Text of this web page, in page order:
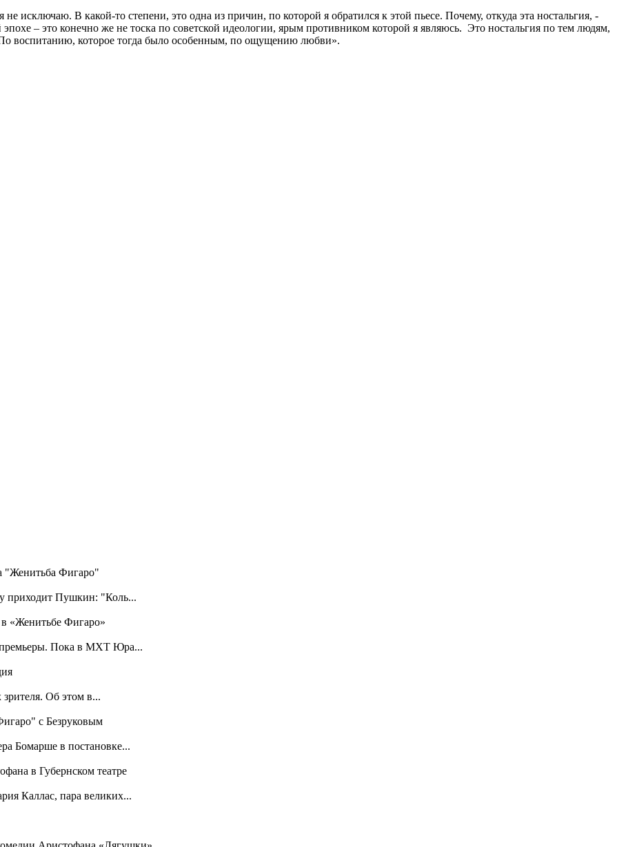
исключаю. В какой-то степени, это одна из причин, по которой я обратился к этой пьесе. Почему, откуда эта ностальгия, -
– это конечно же не тоска по советской идеологии, ярым противником которой я являюсь. Это ностальгия по тем людям,
воспитанию, которое тогда было особенным, по ощущению любви».
"Женитьба Фигаро"
приходит Пушкин: "Коль...
в «Женитьбе Фигаро»
премьеры. Пока в МХТ Юра...
Об этом в...
с Безруковым
Бомарше в постановке...
в Губернском театре
Каллас, пара великих...